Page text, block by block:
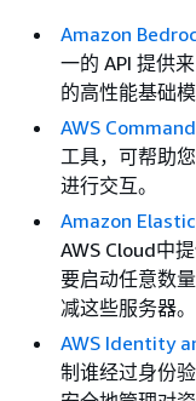
Amazon
一的 API 提供
的高性能基础
AWS
工具，可帮助
进行交互。
Amazon
AWS Cloud中
要启动任意数
减这些服务器。
AWS Identity
制谁经过身份